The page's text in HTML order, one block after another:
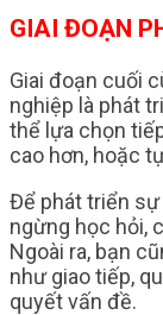
GIAI ĐOẠN
Giai đoạn cuối
nghiệp là phát
thể lựa chọn
cao hơn, hoặc
Để phát triển sự
ngừng học hỏi,
Ngoài ra, bạn
như giao tiếp,
quyết vấn đề.